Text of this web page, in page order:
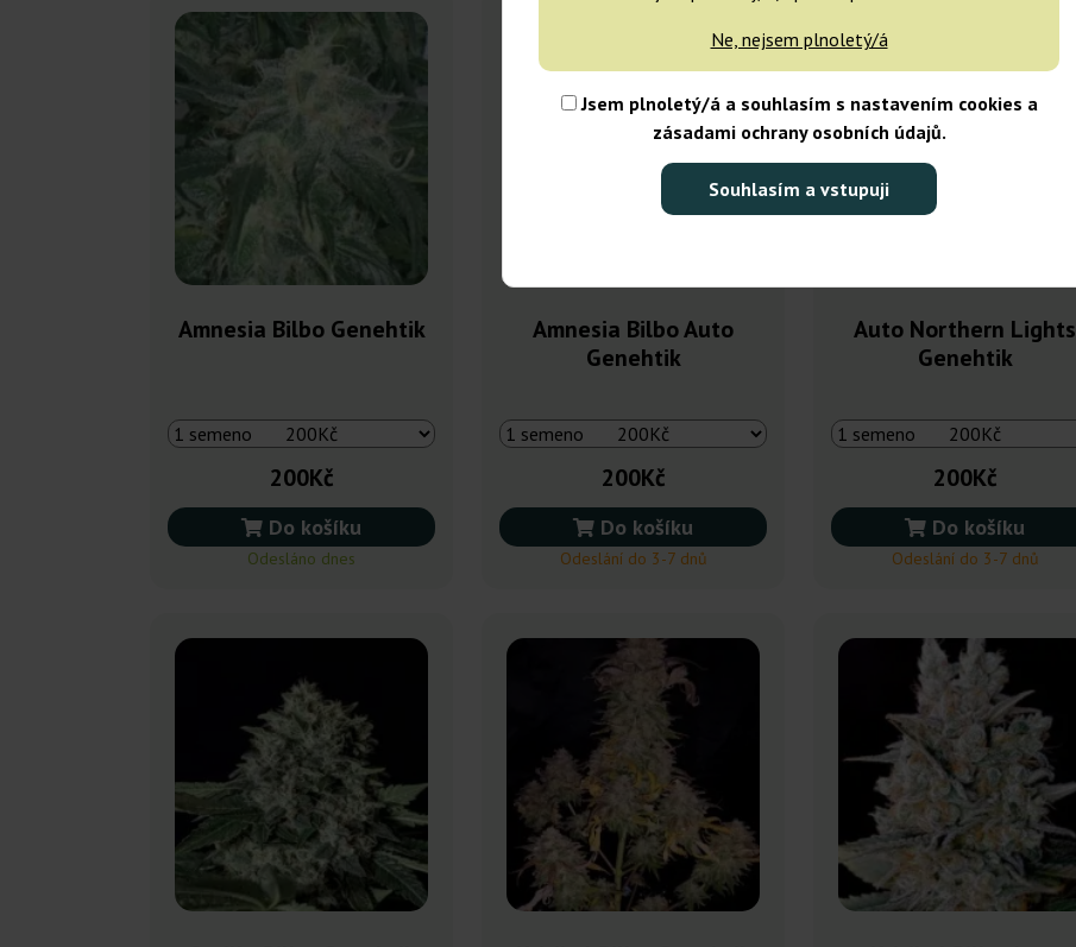
Ne, nejsem plnoletý/á
Jsem plnoletý/á a souhlasím s nastavením cookies a
zásadami ochrany osobních údajů.
Souhlasím a vstupuji
Amnesia Bilbo Genehtik
200Kč
Do košíku
Odesláno dnes
Amnesia Bilbo Auto
Genehtik
200Kč
Do košíku
Odeslání do 3-7 dnů
Auto Northern Lights
Genehtik
200Kč
Do košíku
Odeslání do 3-7 dnů